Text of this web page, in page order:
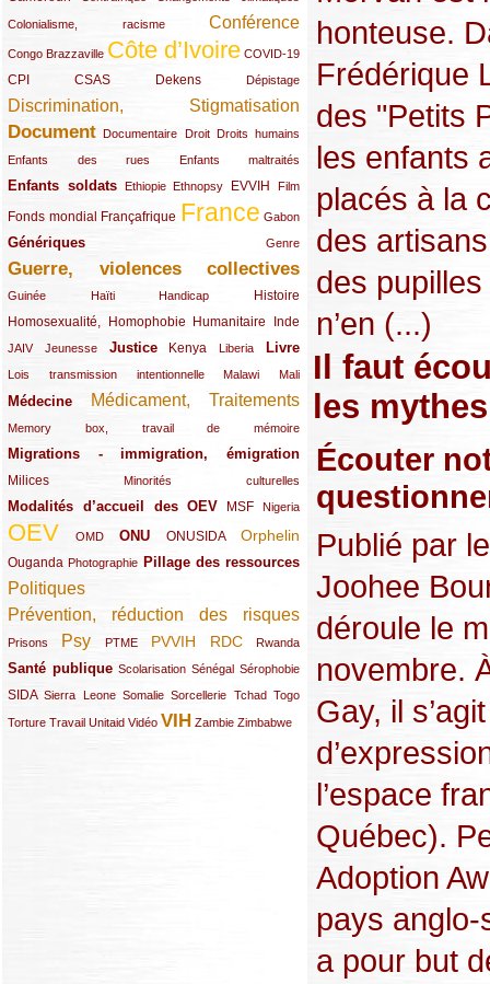
Colonialisme, racisme
(19/289) Conférence
(118/289)
Congo Brazzaville
(24/289) Côte d’Ivoire
(263/289) COVID-19
(13/289)
CPI
(48/289) CSAS
(32/289) Dekens
(29/289) Dépistage
(19/289)
Discrimination, Stigmatisation
(131/289)
Document
(145/289) Documentaire
(9/289) Droit
(20/289) Droits humains
(22/289)
Enfants des rues
(21/289) Enfants maltraités
(10/289)
Enfants soldats
(68/289) Ethiopie
(12/289) Ethnopsy
(15/289) EVVIH
(55/289) Film
(22/289)
Fonds mondial
(48/289) Françafrique
(39/289) France
(289/289) Gabon
(12/289)
Génériques
(59/289) Genre
(22/289)
Guerre, violences collectives
(149/289)
Guinée
(12/289) Haïti
(15/289) Handicap
(10/289) Histoire
(49/289)
Homosexualité, Homophobie
(44/289) Humanitaire
(47/289) Inde
(34/289)
JAIV
(10/289)Jeunesse
(21/289) Justice
(65/289) Kenya
(35/289) Liberia
(25/289) Livre
(62/289)
Lois transmission intentionnelle
(24/289) Malawi
(11/289) Mali
(21/289)
Médecine
(62/289) Médicament, Traitements
(142/289)
Memory box, travail de mémoire
(11/289)
Migrations - immigration, émigration
(67/289)
Milices
(34/289) Minorités culturelles
(15/289)
Modalités d’accueil des OEV
(58/289) MSF
(54/289) Nigeria
(27/289)
OEV
(269/289) OMD
(26/289) ONU
(58/289) ONUSIDA
(44/289) Orphelin
(112/289)
Ouganda
(29/289) Photographie
(27/289) Pillage des ressources
(77/289)
Politiques
(120/289)
Prévention, réduction des risques
(131/289)
Prisons
(22/289) Psy
(119/289) PTME
(12/289) PVVIH
(111/289) RDC
(104/289) Rwanda
(23/289)
Santé publique
(59/289) Scolarisation
(9/289) Sénégal
(13/289) Sérophobie
(19/289)
SIDA
(29/289)Sierra Leone
(13/289) Somalie
(12/289) Sorcellerie
(19/289) Tchad
(10/289) Togo
(15/289)
Torture
(17/289)Travail
(21/289) Unitaid
(26/289) Vidéo
(23/289) VIH
(154/289) Zambie
(12/289) Zimbabwe
(21/289)
honteuse.
Frédérique
des "Petits
les enfants
placés à la
des
des
n’en (...)
Il faut
les
Écouter
Publié par
Joohee
déroule le
novembre.
Gay, il
l’espace
Québec).
Adoption
pays
a pour but